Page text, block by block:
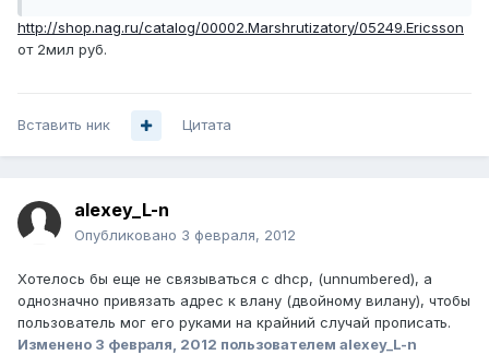
http://shop.nag.ru/catalog/00002.Marshrutizatory/05249.Ericsson
от 2мил руб.
Вставить ник Цитата
alexey_L-n
Опубликовано 3 февраля, 2012
Хотелось бы еще не связываться с dhcp, (unnumbered), а
однозначно привязать адрес к влану (двойному вилану), чтобы
пользователь мог его руками на крайний случай прописать.
Изменено 3 февраля, 2012 пользователем alexey_L-n